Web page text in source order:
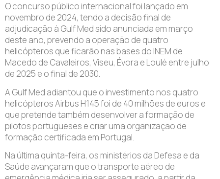
O concurso público internacional foi lançado em
novembro de 2024, tendo a decisão final de
adjudicação à Gulf Med sido anunciada em março
deste ano, prevendo a operação de quatro
helicópteros que ficarão nas bases do INEM de
Macedo de Cavaleiros, Viseu, Évora e Loulé entre julho
de 2025 e o final de 2030.
A Gulf Med adiantou que o investimento nos quatro
helicópteros Airbus H145 foi de 40 milhões de euros e
que pretende também desenvolver a formação de
pilotos portugueses e criar uma organização de
formação certificada em Portugal.
Na última quinta-feira, os ministérios da Defesa e da
Saúde avançaram que o transporte aéreo de